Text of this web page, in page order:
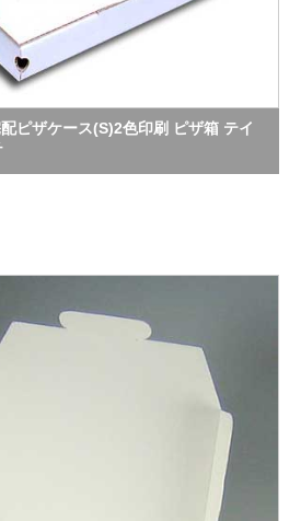
ピザケース(S)2色印刷 ピザ箱 テイ